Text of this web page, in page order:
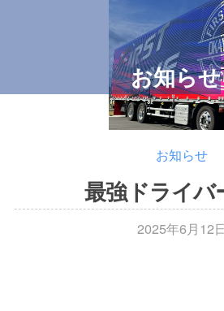
フ
ァ
ー
ス
イ
ン
岡
山
の
運
送
、
式
お知らせ
お知らせ
最強ドライバ
2025年6月12日
ァ
ー
ス
ト
ラ
イ